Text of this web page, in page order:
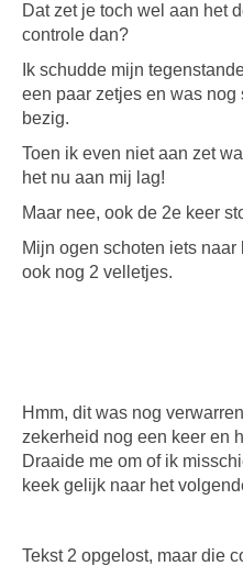
Dat zet je toch wel aan het
controle dan?
Ik schudde mijn
een paar zetjes en was
bezig.
Toen ik even niet aan zet
het nu aan mij lag!
Maar nee, ook de 2e keer
Mijn ogen schoten iets
ook nog 2 velletjes.
Hmm, dit was nog
zekerheid nog een keer en
Draaide me om of ik
keek gelijk naar het
Tekst 2 opgelost, maar die